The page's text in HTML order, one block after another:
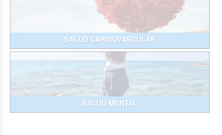
SALUD CARDIOVASCULAR
SALUD MENTAL